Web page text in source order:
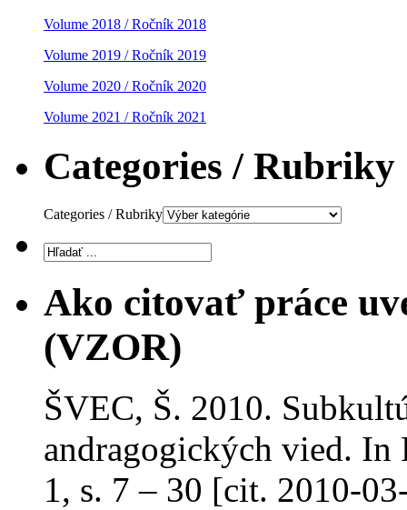
Volume 2018 / Ročník 2018
Volume 2019 / Ročník 2019
Volume 2020 / Ročník 2020
Volume 2021 / Ročník 2021
Categories / Rubriky
Categories / Rubriky
Ako citovať práce
(VZOR)
ŠVEC, Š. 2010.
andragogických vied. In
1, s. 7 – 30 [cit. 2010-